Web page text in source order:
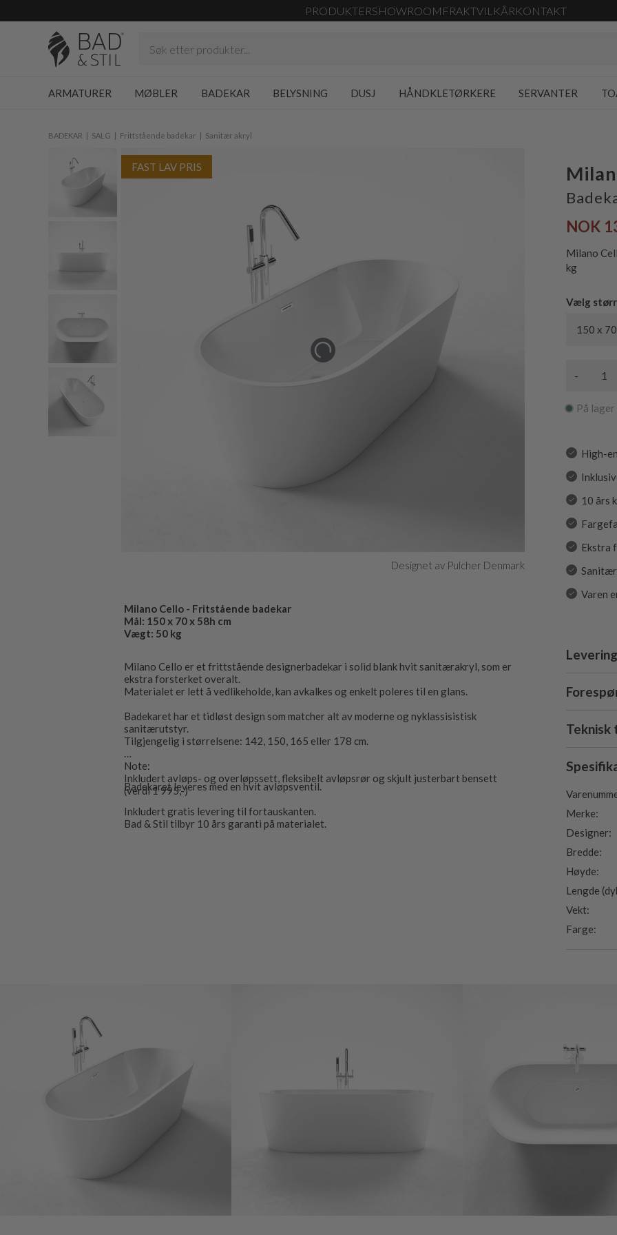
PRODUKTERSHOWROOM FRAKTVILKÅRKONTAKT
ARMATURER MØBLER BADEKAR BELYSNING DUSJ HÅNDKLETØRKERE SERVANTER
BADEKAR SALG Frittstående badekar Sanitær akryl
FAST LAV PRIS
Designet av Pulcher Denmark
Milano Cello - Fritstående badekar
Mål: 150 x 70 x 58h cm
Vægt: 50 kg
Milano Cello er et frittstående designerbadekar i solid blank hvit sanitærakryl, som er
ekstra forsterket overalt.
Materialet er lett å vedlikeholde, kan avkalkes og enkelt poleres til en glans.
Badekaret har et tidløst design som matcher alt av moderne og nyklassisistisk
sanitærutstyr.
Tilgjengelig i størrelsene: 142, 150, 165 eller 178 cm.
Note:
Inkludert avløps- og overløpssett, fleksibelt avløpsrør og skjult justerbart bensett
(verdi 1 995,-)
Badekaret leveres med en hvit avløpsventil.
Inkludert gratis levering til fortauskanten.
Bad & Stil tilbyr 10 års garanti på materialet.
NOK
Milano
kg
Vælg
150 x
-
På
High-
10 års
Ekstra
Varen
Teknisk
Merke:
Designer:
Bredde:
Høyde:
Lengde
Vekt:
Farge: